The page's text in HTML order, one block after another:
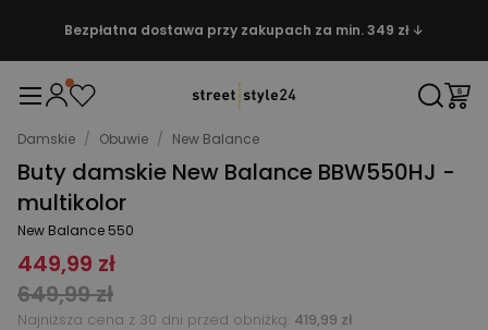
Bezpłatna dostawa przy zakupach za min. 349 zł ↓
Damskie / Obuwie / New Balance
Buty damskie New Balance BBW550HJ -
multikolor
New Balance 550
449,99 zł
649,99 zł
Najniższa cena z 30 dni przed obniżką: 419,99 zł